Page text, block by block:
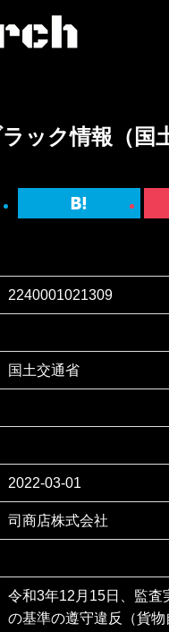
ック情報（国
2240001021309
国土交通省
2022-03-01
司商店株式会社
令和3年12月15日、監査
の基準の遵守違反（貨物